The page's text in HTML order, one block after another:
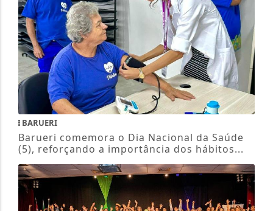
BARUERI
Barueri comemora o Dia Nacional da Saúde
(5), reforçando a importância dos hábitos...